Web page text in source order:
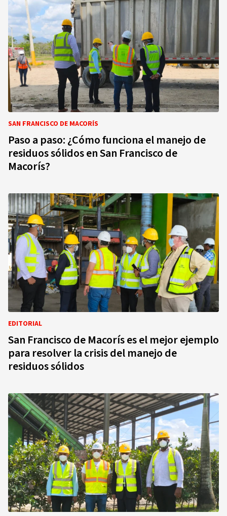
SAN FRANCISCO DE MACORÍS
Paso a paso: ¿Cómo funciona el manejo de
residuos sólidos en San Francisco de
Macorís?
EDITORIAL
San Francisco de Macorís es el mejor ejemplo
para resolver la crisis del manejo de
residuos sólidos